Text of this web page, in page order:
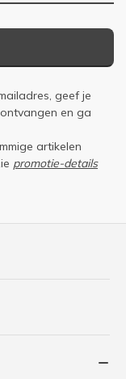
geef je
en ga
artikelen
promotie-details